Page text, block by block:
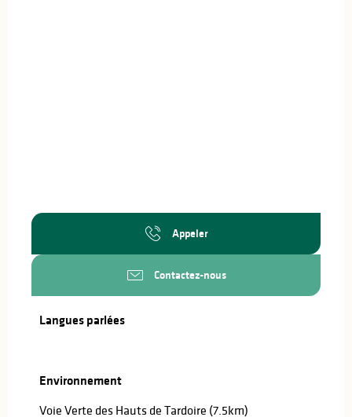
Appeler
Contactez-nous
Langues parlées
Langues parlées
Environnement
Environnement
Voie Verte des Hauts de Tardoire (7.5km)